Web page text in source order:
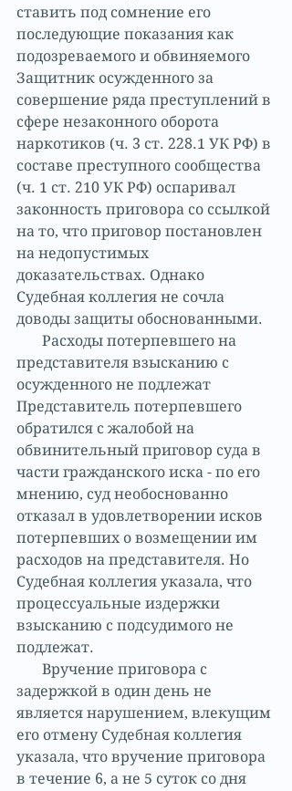
ставить под сомнение его
последующие показания как
подозреваемого и обвиняемого
Защитник осужденного за
совершение ряда преступлений в
сфере незаконного оборота
наркотиков (ч. 3 ст. 228.1 УК РФ) в
составе преступного сообщества
(ч. 1 ст. 210 УК РФ) оспаривал
законность приговора со ссылкой
на то, что приговор постановлен
на недопустимых
доказательствах. Однако
Судебная коллегия не сочла
доводы защиты обоснованными.
представителя взысканию с
осужденного не подлежат
Представитель потерпевшего
обратился с жалобой на
обвинительный приговор суда в
части гражданского иска - по его
мнению, суд необоснованно
отказал в удовлетворении исков
потерпевших о возмещении им
расходов на представителя. Но
Судебная коллегия указала, что
процессуальные издержки
взысканию с подсудимого не
подлежат.
задержкой в один день не
является нарушением, влекущим
его отмену Судебная коллегия
указала, что вручение приговора
в течение 6, а не 5 суток со дня